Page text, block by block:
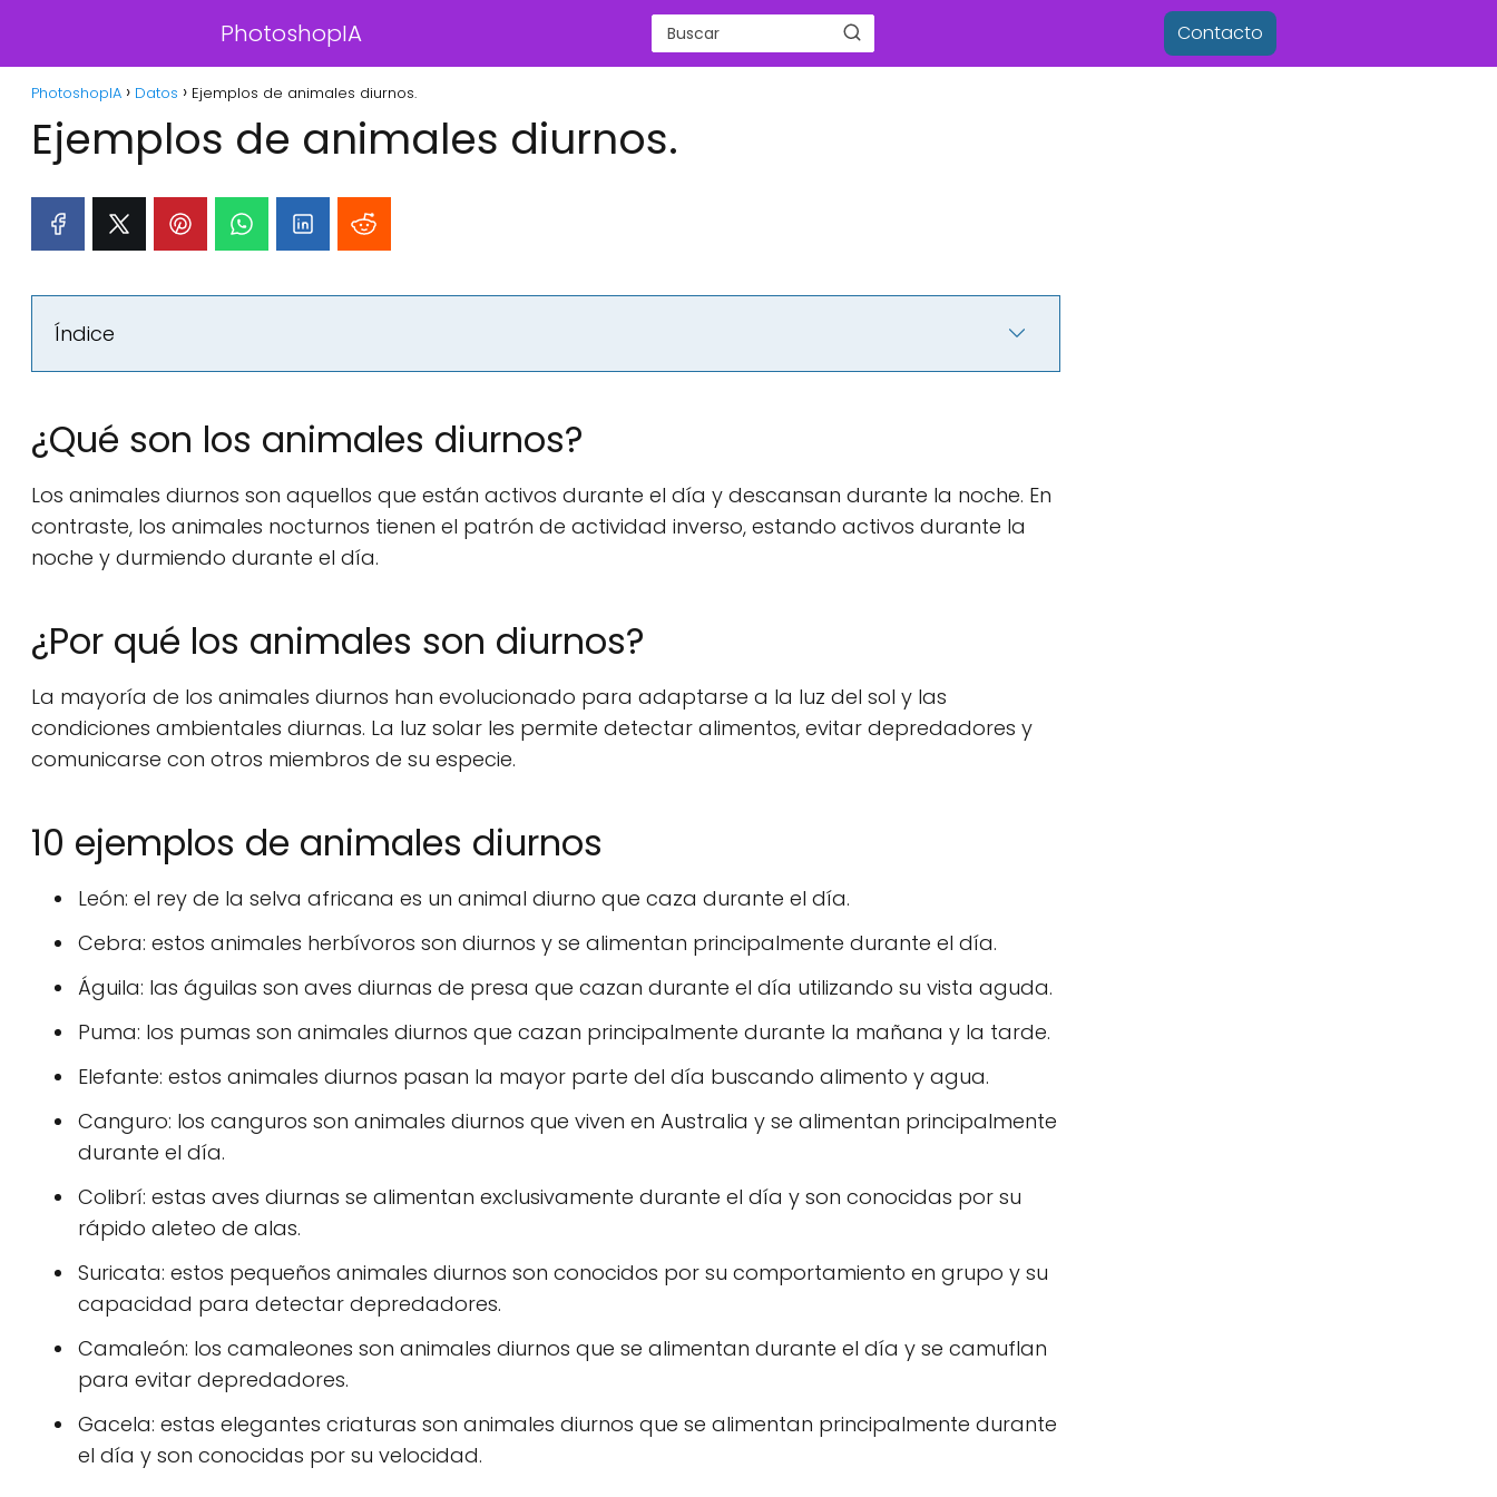
PhotoshopIA Contacto
PhotoshopIA Datos Ejemplos de animales diurnos.
Ejemplos de animales diurnos.
Índice
¿Qué son los animales diurnos?
Los animales diurnos son aquellos que están activos durante el día y descansan durante la noche. En
contraste, los animales nocturnos tienen el patrón de actividad inverso, estando activos durante la
noche y durmiendo durante el día.
¿Por qué los animales son diurnos?
La mayoría de los animales diurnos han evolucionado para adaptarse a la luz del sol y las
condiciones ambientales diurnas. La luz solar les permite detectar alimentos, evitar depredadores y
comunicarse con otros miembros de su especie.
10 ejemplos de animales diurnos
León: el rey de la selva africana es un animal diurno que caza durante el día.
Cebra: estos animales herbívoros son diurnos y se alimentan principalmente durante el día.
Águila: las águilas son aves diurnas de presa que cazan durante el día utilizando su vista aguda.
Puma: los pumas son animales diurnos que cazan principalmente durante la mañana y la tarde.
Elefante: estos animales diurnos pasan la mayor parte del día buscando alimento y agua.
Canguro: los canguros son animales diurnos que viven en Australia y se alimentan principalmente
durante el día.
Colibrí: estas aves diurnas se alimentan exclusivamente durante el día y son conocidas por su
rápido aleteo de alas.
Suricata: estos pequeños animales diurnos son conocidos por su comportamiento en grupo y su
capacidad para detectar depredadores.
Camaleón: los camaleones son animales diurnos que se alimentan durante el día y se camuflan
para evitar depredadores.
Gacela: estas elegantes criaturas son animales diurnos que se alimentan principalmente durante
el día y son conocidas por su velocidad.